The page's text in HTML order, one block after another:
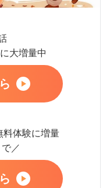
大増量中
体験に増量
／